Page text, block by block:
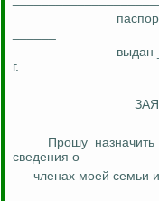
выдан
г.
Прошу назначить
сведения о
членах моей семьи